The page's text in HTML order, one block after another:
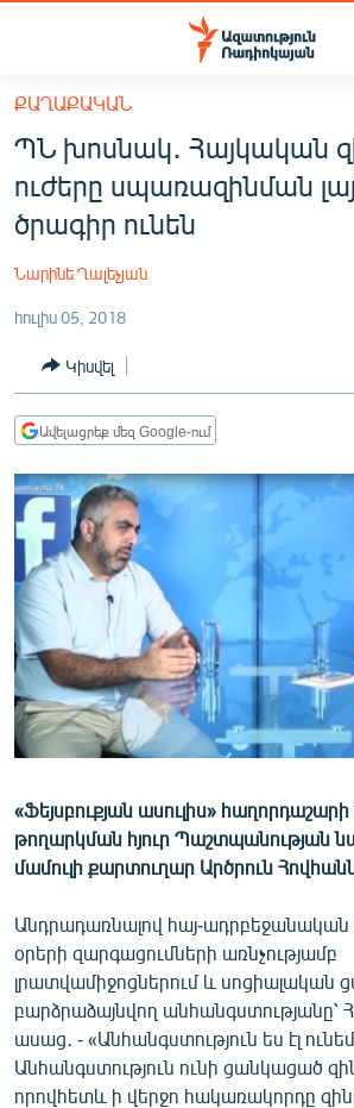
Մատչելիության
հիմնական
բովանդակությանը
Անցնել
հիմնական
մենյուին
ՀԱՅԱՍՏԱՆ
ՔԱՂԱՔԱԿԱՆ
ՏՆՏԵՍՈՒԹՅՈՒՆ
ՂԱՐԱԲԱՂ
ՏԱՐԱԾԱՇՐՋԱՆ
ՄԻՋԱԶԳԱՅԻՆ
ՄՇԱԿՈՒՅԹ
ՍՊՈՐՏ
ՄԵԿՆԱԲԱՆՈՒԹՅՈՒՆ
ՏՏ ԵՒ ԻՆՏԵՐՆԵՏ
ԱՐԽԻՎ
ՏԵՍԱՆՅՈՒԹԵՐ
ՁԳՏԵԼՈՎ ԼԱՎԱԳՈՒՅՆԻՆ
ՓՈԴՔԱՍԹ
Հայերեն
English
ՔԱՂԱՔԱԿԱՆ
ՊՆ խոսնակ․ Հայկական
ուժերը սպառազինման
ծրագիր ունեն
Նարինե Ղալեչյան
հուլիս 05, 2018
Կիսվել
Ավելացրեք մեզ Google-ում
«Ֆեյսբուքյան ասուլիս»
թողարկման հյուր Պաշտպանության
մամուլի քարտուղար Արծրուն
Անդրադառնալով հայ-ադրբեջանական
օրերի զարգացումների առնչությամբ
լրատվամիջոցներում և սոցիալական
բարձրաձայնվող անհանգստությանը՝
ասաց․ - «Անհանգստություն ես էլ
Անհանգստություն ունի ցանկացած
որովհետև ի վերջո հակառակորդը